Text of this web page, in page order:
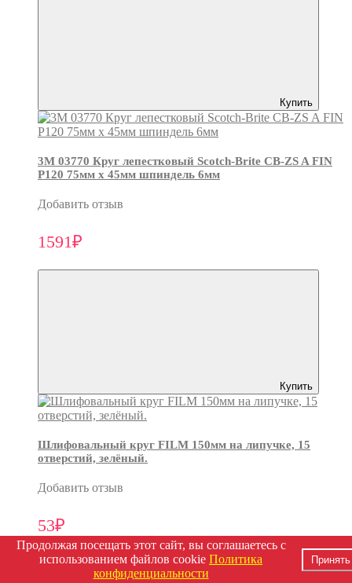
Купить
3М 03770 Круг лепестковый Scotch-Brite CB-ZS A FIN
P120 75мм х 45мм шпиндель 6мм
Добавить отзыв
1591₽
Купить
Шлифовальный круг FILM 150мм на липучке, 15
отверстий, зелёный.
Добавить отзыв
53₽
Продолжая посещать этот сайт, вы соглашаетесь с
использованием файлов cookie Политика
конфиденциальности
Принять